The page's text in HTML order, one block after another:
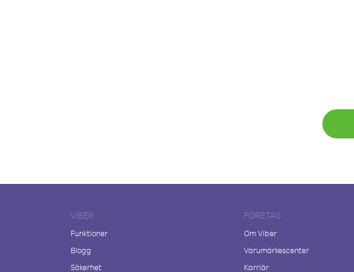
VIBER
Funktioner
Blogg
Säkerhet
FÖRETAG
Om Viber
Varumärkescenter
Karriär